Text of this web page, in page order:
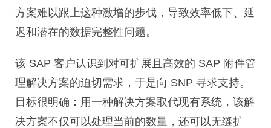
方案难以跟上这种激增的步伐，导致效率低下、延
迟和潜在的数据完整性问题。
该 SAP 客户认识到对可扩展且高效的 SAP 附件管
理解决方案的迫切需求，于是向 SNP 寻求支持。
目标很明确：用一种解决方案取代现有系统，该解
决方案不仅可以处理当前的数量，还可以无缝扩